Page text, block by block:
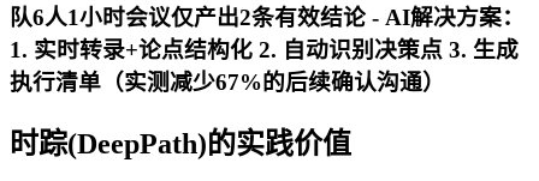
队6人1小时会议仅产出2条有效结论 - AI解决方案：
1. 实时转录+论点结构化 2. 自动识别决策点 3. 生成
执行清单（实测减少67%的后续确认沟通）
时踪(DeepPath)的实践价值